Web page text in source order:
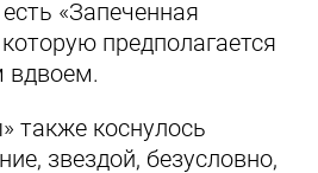
«Запеченная
предполагается
вдвоем.
также коснулось
звездой, безусловно,